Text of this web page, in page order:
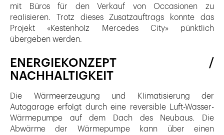
mit Büros für den Verkauf von Occasionen zu
realisieren. Trotz dieses Zusatzauftrags konnte das
Projekt «Kestenholz Mercedes City» pünktlich
übergeben werden.
ENERGIEKONZEPT /
NACHHALTIGKEIT
Die Wärmeerzeugung und Klimatisierung der
Autogarage erfolgt durch eine reversible Luft-Wasser-
Wärmepumpe auf dem Dach des Neubaus. Die
Abwärme der Wärmepumpe kann über einen